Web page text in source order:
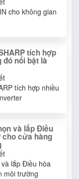
cho không gian
tích hợp
đó nổi bật là
tích hợp nhiều
và lắp Điều
cho cửa hàng
lắp Điều hòa
môi trường